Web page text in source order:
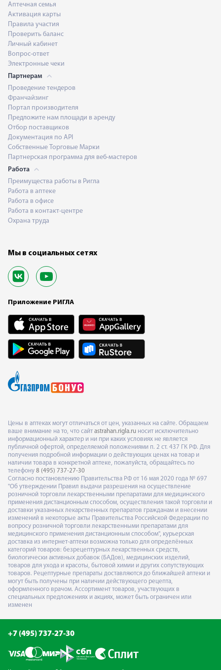
Аптечная семья
Активация карты
Правила участия
Проверить баланс
Личный кабинет
Вопрос-ответ
Электронные чеки
Партнерам
Проведение тендеров
Франчайзинг
Портал производителя
Предложите нам площади в аренду
Отбор поставщиков
Документация по API
Собственные Торговые Марки
Партнерская программа для веб-мастеров
Работа
Преимущества работы в Ригла
Работа в аптеке
Работа в офисе
Работа в контакт-центре
Охрана труда
Мы в социальных сетях
Приложение РИГЛА
Цены в аптеках могут отличаться от цен, указанных на сайте. Обращаем
ваше внимание на то, что сайт astrahan.rigla.ru носит исключительно
информационный характер и ни при каких условиях не является
публичной офертой, определяемой положениями п. 2 ст. 437 ГК РФ. Для
получения подробной информации о действующих ценах на товар и
наличии товара в конкретной аптеке, пожалуйста, обращайтесь по
телефону 8 (495) 737-27-30
Согласно постановлению Правительства РФ от 16 мая 2020 года № 697
"Об утверждении Правил выдачи разрешения на осуществление
розничной торговли лекарственными препаратами для медицинского
применения дистанционным способом, осуществления такой торговли и
доставки указанных лекарственных препаратов гражданам и внесении
изменений в некоторые акты Правительства Российской Федерации по
вопросу розничной торговли лекарственными препаратами для
медицинского применения дистанционным способом", курьерская
доставка из интернет-аптеки возможна только для определённых
категорий товаров: безрецептурных лекарственных средств,
биологически активных добавок (БАДов), медицинских изделий,
товаров для ухода и красоты, бытовой химии и других сопутствующих
товаров. Рецептурные препараты доставляются до ближайшей аптеки и
могут быть получены при наличии действующего рецепта,
оформленного врачом. Ассортимент товаров, участвующих в
специальных предложениях и акциях, может быть ограничен или
изменен
+7 (495) 737-27-30